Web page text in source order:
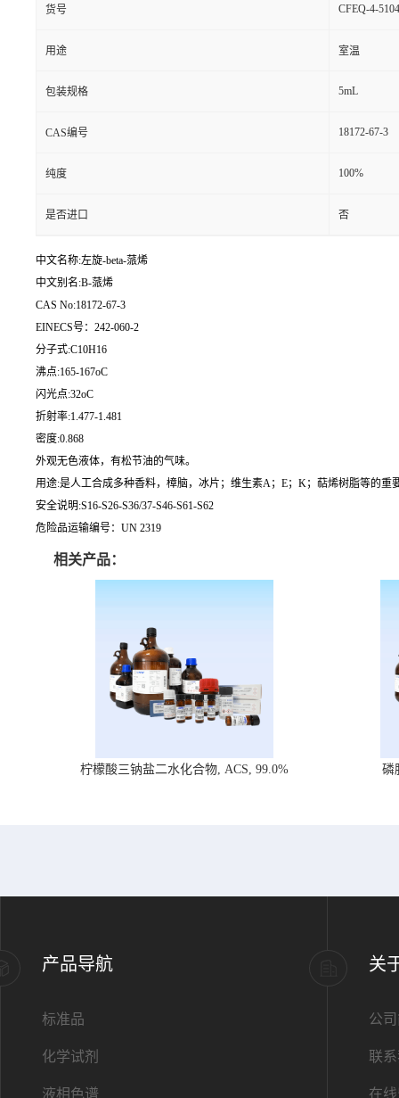
货号 CFEQ-4-
用途 室温
包装规格 5mL
CAS编号 18172-67-3
纯度 100%
是否进口 否
中文名称:左旋-beta-蒎烯
中文别名:Β-蒎烯
CAS No:18172-67-3
EINECS号：242-060-2
分子式:C10H16
沸点:165-167oC
闪光点:32oC
折射率:1.477-1.481
密度:0.868
外观无色液体，有松节油的气味。
用途:是人工合成多种香料，樟脑，冰片；维生素A；E；K；萜烯树脂等的重
安全说明:S16-S26-S36/37-S46-S61-S62
危险品运输编号：UN 2319
相关产品：
柠檬酸三钠盐二水化合物, ACS, 99.0% 磷
产品导航
标准品
化学试剂
液相色谱
关
公
联
在